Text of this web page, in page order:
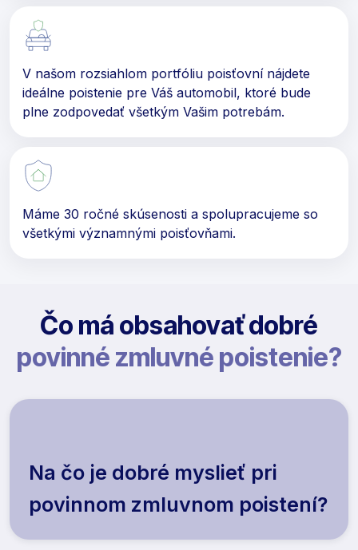
V našom rozsiahlom portfóliu poisťovní nájdete
ideálne poistenie pre Váš automobil, ktoré bude
plne zodpovedať všetkým Vašim potrebám.
Máme 30 ročné skúsenosti a spolupracujeme so
všetkými významnými poisťovňami.
Čo má obsahovať dobré
povinné zmluvné poistenie?
Na čo je dobré myslieť pri
povinnom zmluvnom poistení?